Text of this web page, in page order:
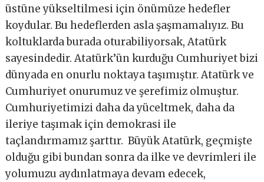
üstüne yükseltilmesi için önümüze hedefler
koydular. Bu hedeflerden asla şaşmamalıyız. Bu
koltuklarda burada oturabiliyorsak, Atatürk
sayesindedir. Atatürk’ün kurduğu Cumhuriyet bizi
dünyada en onurlu noktaya taşımıştır. Atatürk ve
Cumhuriyet onurumuz ve şerefimiz olmuştur.
Cumhuriyetimizi daha da yüceltmek, daha da
ileriye taşımak için demokrasi ile
taçlandırmamız şarttır. Büyük Atatürk, geçmişte
olduğu gibi bundan sonra da ilke ve devrimleri ile
yolumuzu aydınlatmaya devam edecek,